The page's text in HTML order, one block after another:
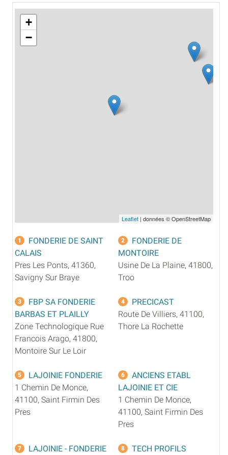
+
−
Leaflet | données © OpenStreetMap
1
FONDERIE DE SAINT
CALAIS
Pres Les Ponts, 41360,
Savigny Sur Braye
2
FONDERIE DE
MONTOIRE
Usine De La Plaine, 41800,
Troo
3
FBP SA FONDERIE
BARBAS ET PLAILLY
Zone Technologique Rue
Francois Arago, 41800,
Montoire Sur Le Loir
4
PRECICAST
Route De Villiers, 41100,
Thore La Rochette
5
LAJOINIE FONDERIE
1 Chemin De Monce,
41100, Saint Firmin Des
Pres
6
ANCIENS ETABL
LAJOINIE ET CIE
1 Chemin De Monce,
41100, Saint Firmin Des
Pres
7
LAJOINIE - FONDERIE
8
TECH PROFILS